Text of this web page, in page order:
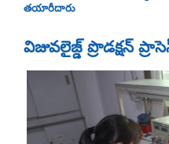
తయారీదారు
విజువలైజ్డ్ ప్రొడక్షన్